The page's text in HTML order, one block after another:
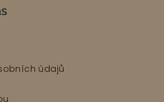
údajů